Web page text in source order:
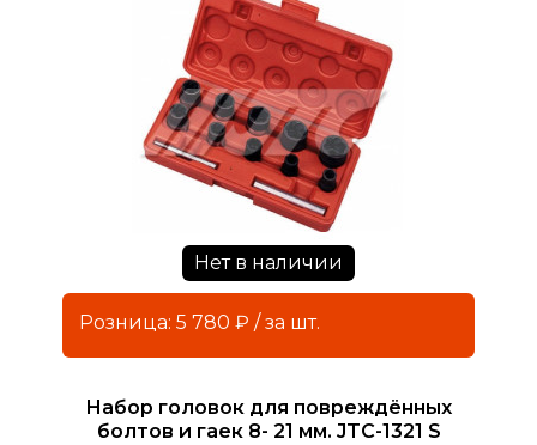
Нет в наличии
Розница: 5 780 ₽ / за шт.
Набор головок для повреждённых
болтов и гаек 8- 21 мм. JTC-1321 S